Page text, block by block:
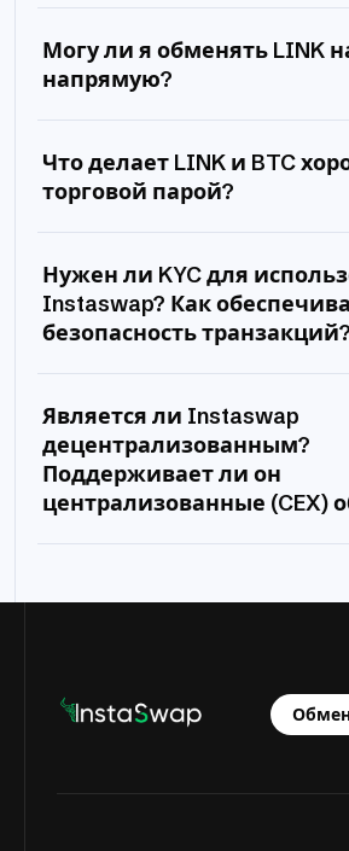
Могу ли я обменять LINK
напрямую?
Что делает LINK и BTC
торговой парой?
Нужен ли KYC для
Instaswap? Как
безопасность транзакций?
Является ли Instaswap
децентрализованным?
Поддерживает ли он
централизованные (CEX)